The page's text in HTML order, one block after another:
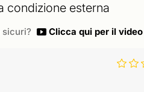
condizione esterna
sicuri? Clicca qui per il